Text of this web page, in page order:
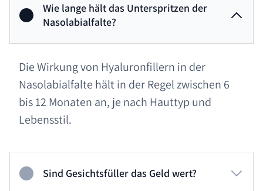
Wie lange hält das Unterspritzen der
Nasolabialfalte?
Sind Gesichtsfüller das Geld wert?
Die Wirkung von Hyaluronfillern in der
Nasolabialfalte hält in der Regel zwischen 6
bis 12 Monaten an, je nach Hauttyp und
Lebensstil.